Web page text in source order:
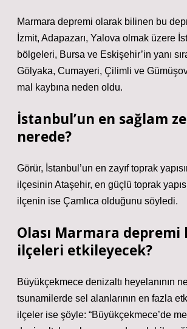
Marmara depremi olarak bilinen bu
İzmit, Adapazarı, Yalova olmak üzere
bölgeleri, Bursa ve Eskişehir’in yanı
Gölyaka, Cumayeri, Çilimli ve
mal kaybına neden oldu.
İstanbul’un en sağlam
nerede?
Görür, İstanbul’un en zayıf toprak
ilçesinin Ataşehir, en güçlü toprak
ilçenin ise Çamlıca olduğunu söyledi.
Olası Marmara depremi
ilçeleri etkileyecek?
Büyükçekmece denizaltı heyelanının
tsunamilerde sel alanlarının en fazla
ilçeler ise şöyle: “Büyükçekmece’de